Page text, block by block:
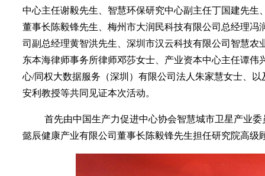
中心主任谢毅先生、智慧环保研究中心副主任丁国建先
董事长陈毅锋先生、梅州市大润民科技有限公司总经理
司副总经理黄智洪先生、深圳市汉云科技有限公司智慧
东本海律师事务所律师邓莎女士、产业资本中心主任谭
心/同权大数据服务（深圳）有限公司法人朱家慧女士、
安利教授等共同见证本次活动。
首先由中国生产力促进中心协会智慧城市卫星产业委
懿辰健康产业有限公司董事长陈毅锋先生担任研究院高级